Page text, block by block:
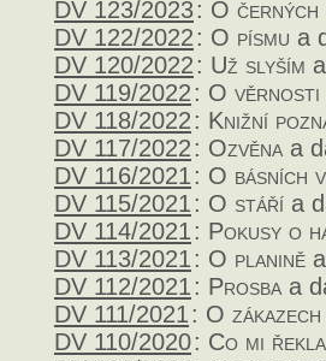
DV 123/2023: O černých
DV 122/2022: O písmu a
DV 120/2022: Už slyším
DV 119/2022: O věrnosti
DV 118/2022: Knižní
DV 117/2022: Ozvěna a
DV 116/2021: O básních
DV 115/2021: O stáří a
DV 114/2021: Pokusy o
DV 113/2021: O planině
DV 112/2021: Prosba a
DV 111/2021: O zákazech
DV 110/2020: Co mi